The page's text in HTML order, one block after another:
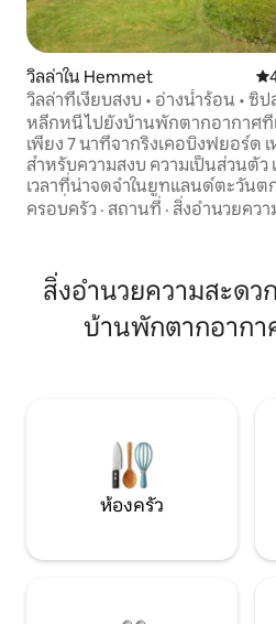
วิลล่าใน Hemmet ค
วิลล่าที่เงียบสงบ • อ่างน้ำร้อน • ซิป
ใกล้ฟยอร์ด
หลีกหนีไปยังบ้านพักตากอากาศที่
เพียง 7 นาทีจากริงเคอบิงฟยอร์ด เ
สำหรับความสงบ ความเป็นส่วนตัว
เวลาที่น่าจดจำในยูทแลนด์ตะวันตก ✓ บ้า
ยาวที่มีเสน่ห์ 2 หลังสำหรับผู้เข้าพัก
ทุรกันดารพร้อมวิวธรรมชาติ ✓ ระเ
แสงแดดและทิวทัศน์ที่สงบ ✓ Wi-
สาธารณูปโภค ผ้าปูที่นอนและผ้าข
อยู่ในค่าใช้จ่าย เหมาะสำหรับวันหยุดของ
ครอบครัว · สถานที่ · สิ่งอำนวยคว
สิ่งอำนวยความสะด
บ้านพักตากอากา
ห้องครัว